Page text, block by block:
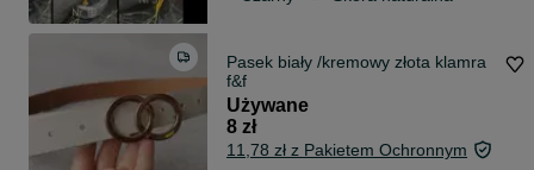
Pasek biały /kremowy złota klamra
f&f
Używane
8 zł
11,78 zł z Pakietem Ochronnym